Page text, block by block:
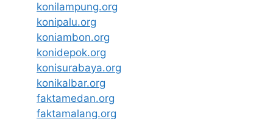
konilampung.org
konipalu.org
koniambon.org
konidepok.org
konisurabaya.org
konikalbar.org
faktamedan.org
faktamalang.org